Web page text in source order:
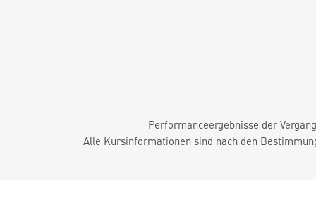
Performanceergebnisse der
Alle Kursinformationen sind nach den